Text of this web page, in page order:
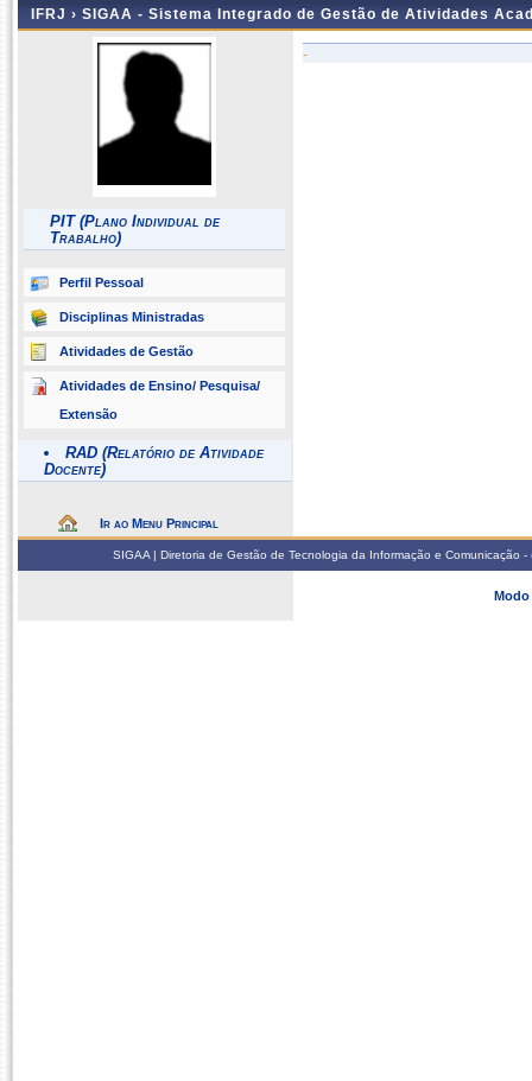
IFRJ › SIGAA - Sistema Integrado de Gestão de Atividades
PIT (Plano Individual de
Trabalho)
Perfil Pessoal
Disciplinas Ministradas
Atividades de Gestão
Atividades de Ensino/ Pesquisa/
Extensão
RAD (Relatório de Atividade
Docente)
Ir ao Menu Principal
-
SIGAA | Diretoria de Gestão de Tecnologia da Informação e
Modo